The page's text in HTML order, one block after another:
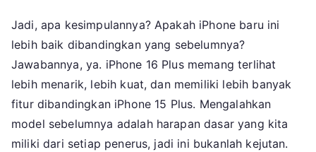
Jadi, apa kesimpulannya? Apakah iPhone baru ini
lebih baik dibandingkan yang sebelumnya?
Jawabannya, ya. iPhone 16 Plus memang terlihat
lebih menarik, lebih kuat, dan memiliki lebih banyak
fitur dibandingkan iPhone 15 Plus. Mengalahkan
model sebelumnya adalah harapan dasar yang kita
miliki dari setiap penerus, jadi ini bukanlah kejutan.